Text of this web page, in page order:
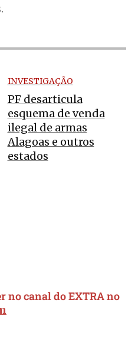
INVESTIGAÇÃO
PF desarticula
esquema de venda
ilegal de armas
Alagoas e outros
estados
no canal do EXTRA no